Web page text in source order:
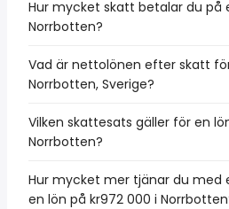
Hur mycket skatt betalar du på
Norrbotten?
Vad är nettolönen efter skatt
Norrbotten, Sverige?
Vilken skattesats gäller för en
Norrbotten?
Hur mycket mer tjänar du med
en lön på kr972 000 i